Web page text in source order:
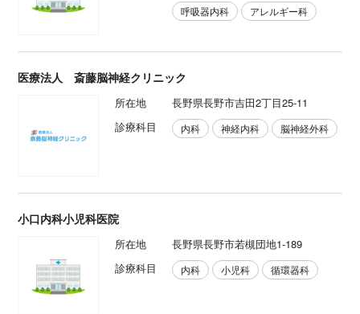
呼吸器内科
アレルギー科
医療法人 斎藤脳神経クリニック
所在地
長野県長野市吉田2丁目25-11
診療科目
内科 神経内科 脳神経外科
小口内科小児科医院
所在地
長野県長野市若槻団地1-189
診療科目
内科 小児科 循環器科